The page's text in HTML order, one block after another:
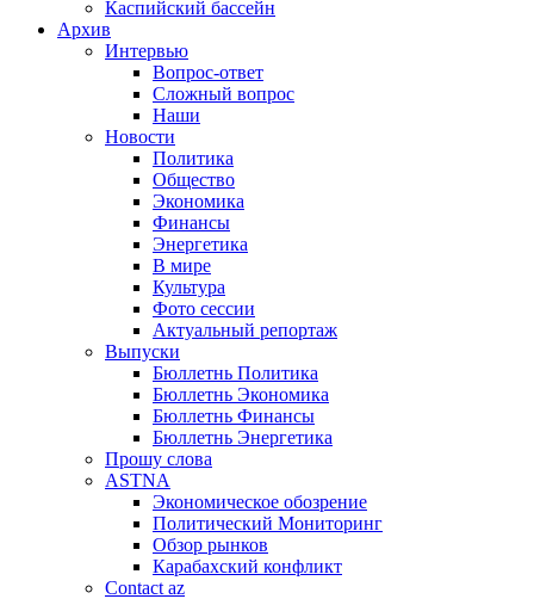
Каспийский бассейн
Архив
Интервью
Вопрос-ответ
Сложный вопрос
Наши
Новости
Политика
Общество
Экономика
Финансы
Энергетика
В мире
Культура
Фото сессии
Актуальный репортаж
Выпуски
Бюллетнь Политика
Бюллетнь Экономика
Бюллетнь Финансы
Бюллетнь Энергетика
Прошу слова
ASTNA
Экономическое обозрение
Политический Мониторинг
Обзор рынков
Карабахский конфликт
Contact az